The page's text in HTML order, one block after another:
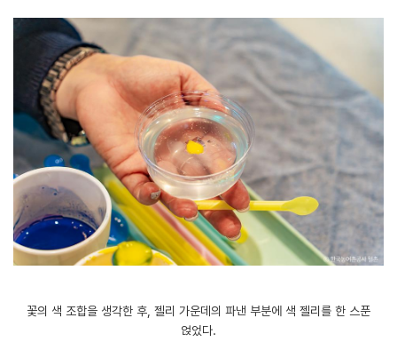
꽃의 색 조합을 생각한 후, 젤리 가운데의 파낸 부분에 색 젤리를 한 스푼
얹었다.